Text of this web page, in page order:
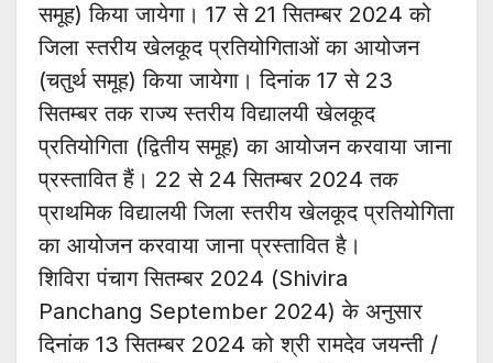
समूह) किया जायेगा। 17 से 21 सितम्बर 2024 को
जिला स्तरीय खेलकूद प्रतियोगिताओं का आयोजन
(चतुर्थ समूह) किया जायेगा। दिनांक 17 से 23
सितम्बर तक राज्य स्तरीय विद्यालयी खेलकूद
प्रतियोगिता (द्वितीय समूह) का आयोजन करवाया जाना
प्रस्तावित हैं। 22 से 24 सितम्बर 2024 तक
प्राथमिक विद्यालयी जिला स्तरीय खेलकूद प्रतियोगिता
का आयोजन करवाया जाना प्रस्तावित है।
शिविरा पंचाग सितम्बर 2024 (Shivira
Panchang September 2024) के अनुसार
दिनांक 13 सितम्बर 2024 को श्री रामदेव जयन्ती /